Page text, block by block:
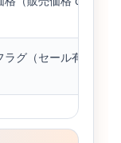
ラグ（セール有無）を